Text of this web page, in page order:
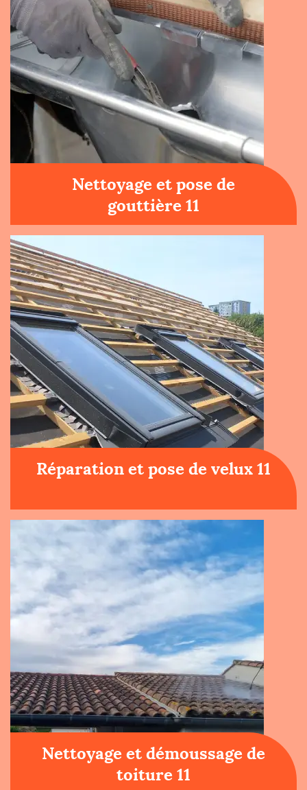
Nettoyage et pose de
gouttière 11
Réparation et pose de velux 11
Nettoyage et démoussage de
toiture 11